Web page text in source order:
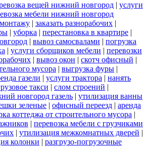
вещей нижний новгород | услуги
мебели нижний новгород
| заказать разнорабочих |
| уборка | перестановка в квартире |
| вывоз самосвалами | погрузка
| услуги сборщиков мебели | перевозки
| вывоз окон | скотч офисный |
мусора | выгрузка фуры |
газели | услуги трактора | нанять
такси | слом строений |
новгород газель | утилизация ванны
зеленые | офисный переезд | аренда
коттеджа от строительного мусора |
| перевозка мебели с грузчиками
| утилизация межкомнатных дверей |
колонки | разгрузо-погрузочные